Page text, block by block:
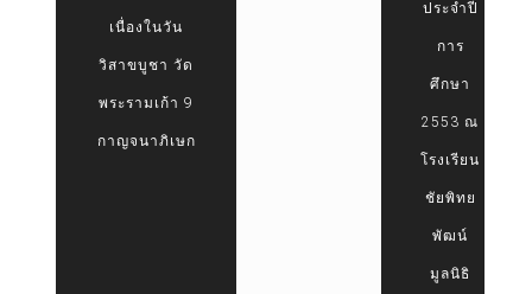
เนื่องในวัน
วิสาขบูชา วัด
พระรามเก้า 9
กาญจนาภิเษก
ประจำปี
การ
ศึกษา
2553 ณ
โรงเรียน
ชัยพิทย
พัฒน์
มูลนิธิ